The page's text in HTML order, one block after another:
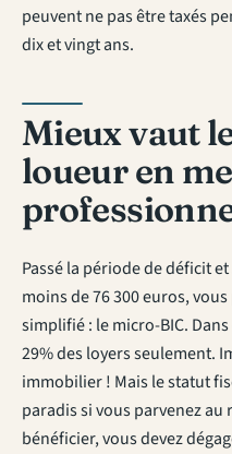
peuvent ne pas être taxés
dix et vingt ans.
Mieux vaut
loueur en
Passé la période de déficit
moins de 76 300 euros,
simplifié : le micro-BIC.
29% des loyers seulement.
immobilier ! Mais le statut
paradis si vous parvenez au
bénéficier, vous devez